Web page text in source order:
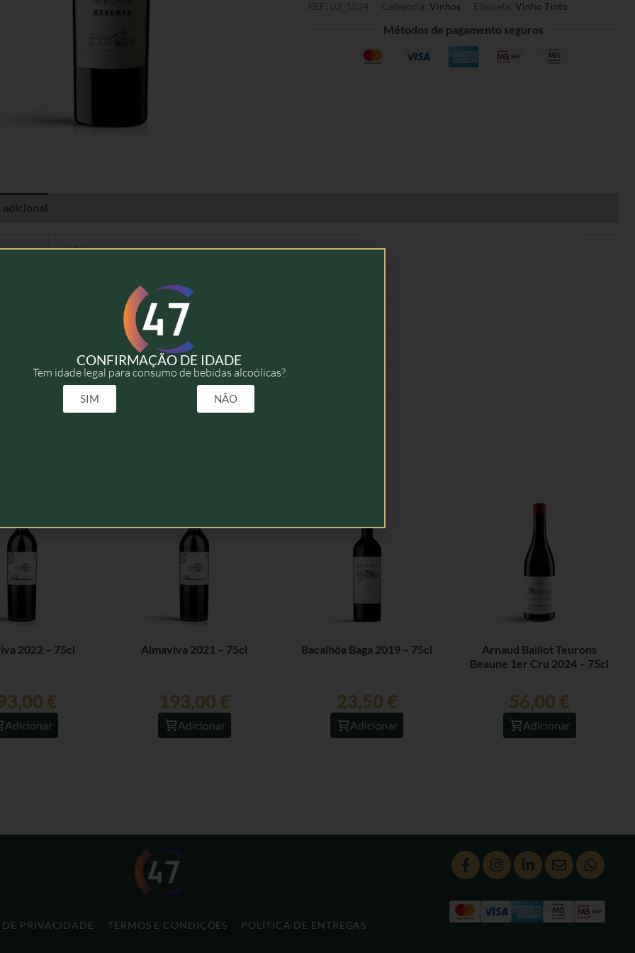
REF: 02_1524 Categoria:Vinhos Etiqueta:Vinho Tinto
Métodos de pagamento seguros
1,5 kg
Pêra-Grave, Quinta de S. José de Peramanca
75cl
2022 – 75cl
€
Adicionar
Almaviva 2021 – 75cl
193,00 €
Adicionar
Bacalhôa Baga 2019 – 75cl
23,50 €
Adicionar
Arnaud Baillot Teurons
Beaune 1er Cru 2024 – 75cl
56,00 €
Adicionar
PRIVACIDADE TERMOS E CONDIÇÕES POLÍTICA DE ENTREGAS
CONFIRMAÇÃO DE IDADE
Tem idade legal para consumo de bebidas alcoólicas?
SIM NÃO